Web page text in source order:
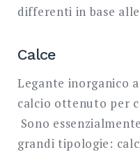
differenti in base
Calce
Legante inorganico
calcio ottenuto per
Sono
grandi tipologie: